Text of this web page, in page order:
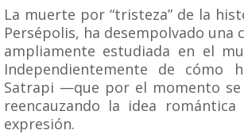
La muerte por “tristeza” de la
Persépolis, ha desempolvado
ampliamente estudiada en el
Independientemente de cómo
Satrapi —que por el momento
reencauzando la idea
expresión.